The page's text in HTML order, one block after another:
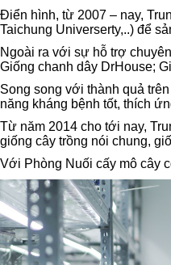
Điển hình, từ 2007 – nay,
Taichung Universerty,..) để
Ngoài ra với sự hỗ trợ
Giống chanh dây DrHouse;
Song song với thành quả
năng kháng bệnh tốt, thích
Từ năm 2014 cho tới nay,
giống cây trồng nói chung,
Với Phòng Nuối cấy mô cây